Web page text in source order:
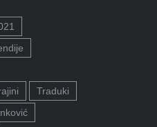
Traduki